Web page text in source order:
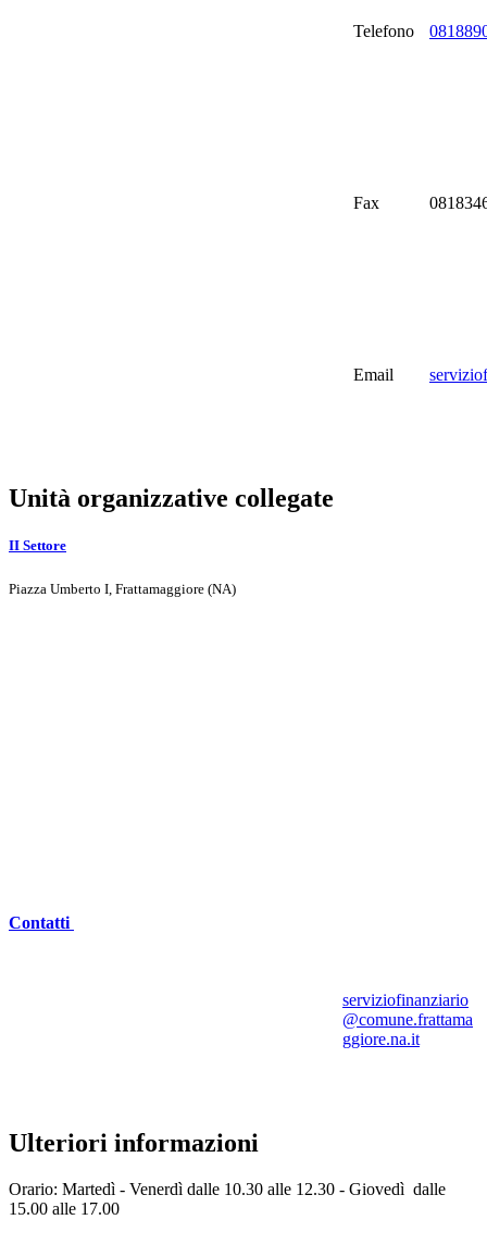
Telefono
Fax
Email
Unità organizzative collegate
II Settore
Piazza Umberto I, Frattamaggiore (NA)
Contatti
serviziofinanziario
@comune.frattama
ggiore.na.it
Ulteriori informazioni
Orario: Martedì - Venerdì dalle 10.30 alle 12.30 - Giovedì dalle
15.00 alle 17.00